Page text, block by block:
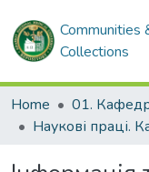
Communities
Collections
Home 01.